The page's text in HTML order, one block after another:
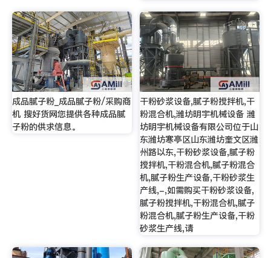
成品腻子粉_成品腻子粉/采购商
机 搜好货网您提供各种成品腻
子粉的供求信息。
干粉砂浆设备,腻子粉搅拌机,干
粉混合机,潍坊明宇机械设备 潍
坊明宇机械设备有限公司位于山
东潍坊寒亭区山东潍坊奎文区潍
州路以东,干粉砂浆设备,腻子粉
搅拌机,干粉混合机,腻子粉混合
机,腻子粉生产设备,干粉砂浆生
产线,-,如需购买干粉砂浆设备,
腻子粉搅拌机,干粉混合机,腻子
粉混合机,腻子粉生产设备,干粉
砂浆生产线,请